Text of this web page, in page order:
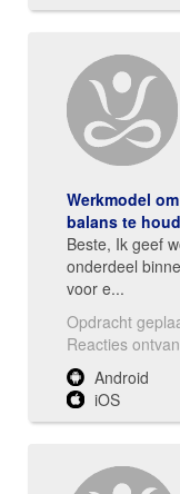
Werkmodel
balans te
Beste, Ik geef
onderdeel
voor e...
Opdracht
Reacties
Android
iOS